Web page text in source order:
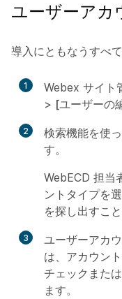
ユーザーアカ
導入にともなうすべ
1 Webex サイト
> [ユーザーの
2
検索機能を使
す。
WebECD 担当
ントタイプを
を探し出すこ
3
ユーザーアカ
は、アカウン
チェックまた
ます。